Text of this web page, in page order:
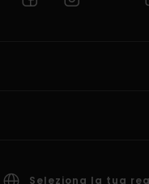
Seleziona la tua